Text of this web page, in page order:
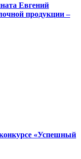
Евгений
продукции –
«Успешный